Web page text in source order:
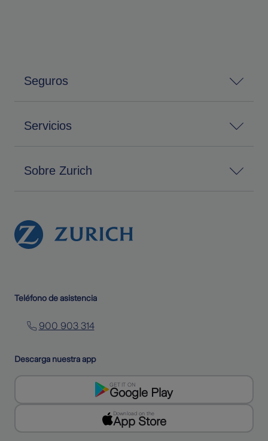
Seguros
Servicios
Sobre Zurich
Teléfono de asistencia
900 903 314
Descarga nuestra app
GET IT ON
Google Play
Download on the
App Store